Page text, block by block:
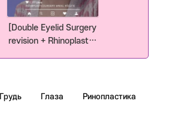
[Double Eyelid Surgery
revision + Rhinoplasty]
Грудь Глаза Ринопластика